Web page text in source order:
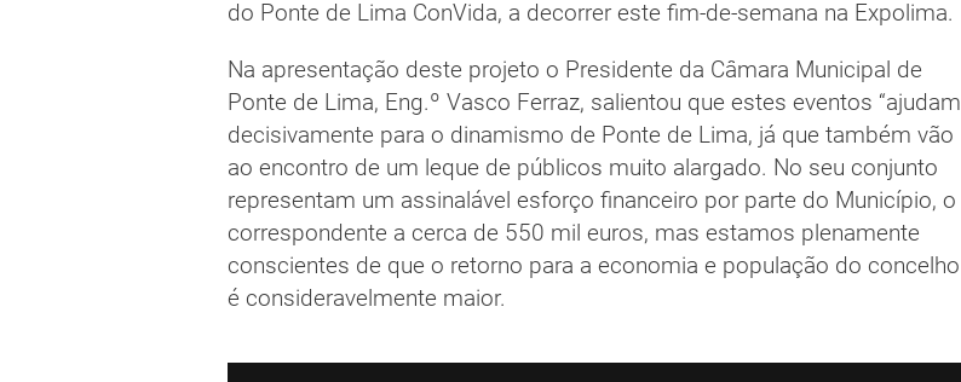
do Ponte de Lima ConVida, a decorrer este fim-de-semana na Expolima.
Na apresentação deste projeto o Presidente da Câmara Municipal de
Ponte de Lima, Eng.º Vasco Ferraz, salientou que estes eventos “ajudam
decisivamente para o dinamismo de Ponte de Lima, já que também vão
ao encontro de um leque de públicos muito alargado. No seu conjunto
representam um assinalável esforço financeiro por parte do Município, o
correspondente a cerca de 550 mil euros, mas estamos plenamente
conscientes de que o retorno para a economia e população do concelho
é consideravelmente maior.